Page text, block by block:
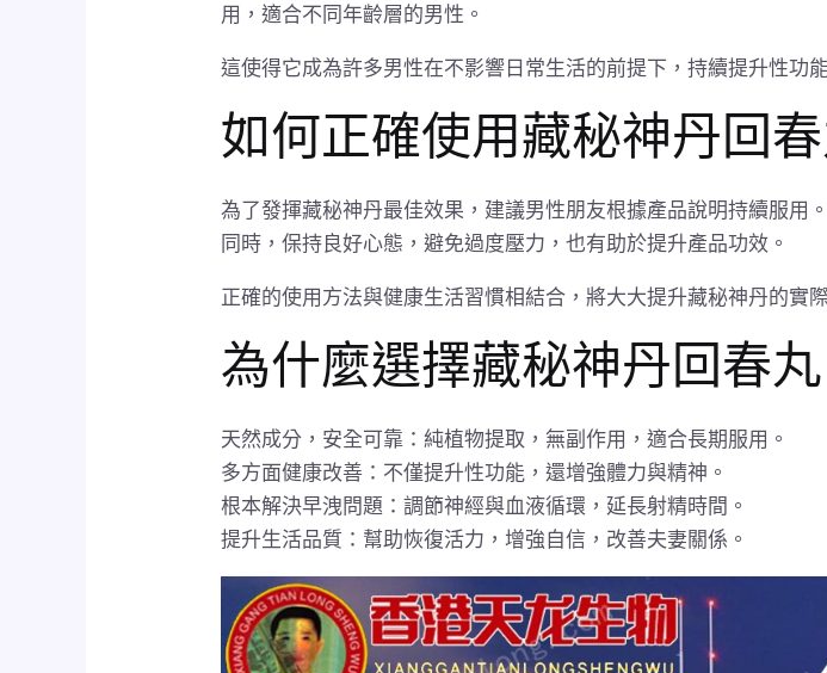
用，適合不同年齡層的男性。
這使得它成為許多男性在不影響日常生活的前提下，持續提升性功
如何正確使用藏秘神丹回春
為了發揮藏秘神丹最佳效果，建議男性朋友根據產品說明持續服用
同時，保持良好心態，避免過度壓力，也有助於提升產品功效。
正確的使用方法與健康生活習慣相結合，將大大提升藏秘神丹的實
為什麼選擇藏秘神丹回春丸
天然成分，安全可靠：純植物提取，無副作用，適合長期服用。
多方面健康改善：不僅提升性功能，還增強體力與精神。
根本解決早洩問題：調節神經與血液循環，延長射精時間。
提升生活品質：幫助恢復活力，增強自信，改善夫妻關係。